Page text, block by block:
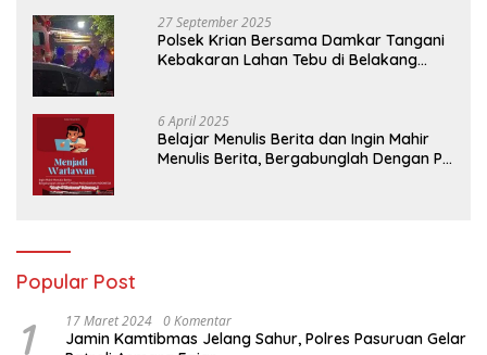
27 September 2025
Polsek Krian Bersama Damkar Tangani
Kebakaran Lahan Tebu di Belakang
6 April 2025
Belajar Menulis Berita dan Ingin Mahir
Menulis Berita, Bergabunglah Dengan PT
Popular Post
1 17 Maret 2024 0 Komentar
Jamin Kamtibmas Jelang Sahur, Polres Pasuruan Gelar